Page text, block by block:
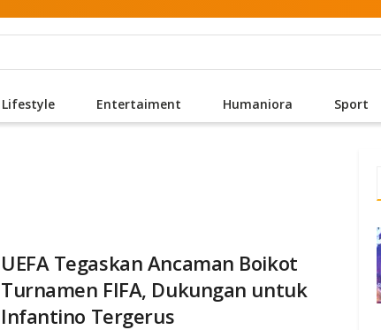
Lifestyle Entertaiment Humaniora Sport
UEFA Tegaskan Ancaman Boikot
Turnamen FIFA, Dukungan untuk
Infantino Tergerus